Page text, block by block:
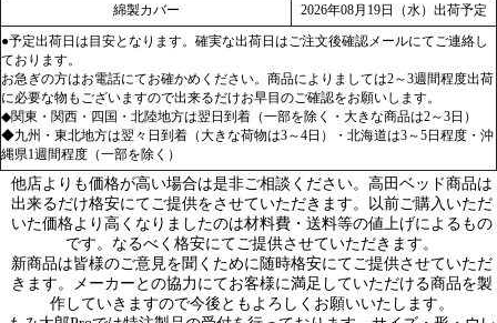
綿製カバー
2026年08月19日（水）出荷予定
●予定出荷日は目安となります。確実な出荷日はご注文後確認メールにてご連絡し
ております。
お急ぎの方はお電話にてお確かめください。商品によりましては2～3週間程度出荷
に必要な物もございますので出来るだけお早目のご確認をお願いします。
◆関東・関西・四国・北陸地方は翌日到着（一部を除く・大きな商品は2～3日）
◆九州・東北地方は翌々日到着（大きな荷物は3～4日）・北海道は3～5日程度・沖
縄県1週間程度（一部を除く）
他店よりも価格が高い場合は是非ご相談ください。高田ベッド商品は
出来るだけ格安にてご提供をさせていただきます。以前ご購入いただ
いた価格より高くなりましたのは材料費・送料等の値上げによるもの
です。なるべく格安にてご提供させていただきます。
新商品は皆様のご意見を聞くために随時格安にてご提供させていただ
きます。メーカーとの協力にてお客様に満足していただける商品を製
作していきますので今後ともよろしくお願いいたします。